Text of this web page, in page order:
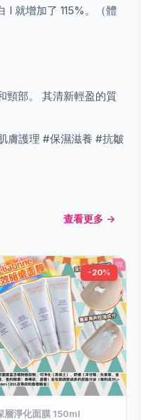
I 就增加了 115%。（體
頸部。 其清新輕盈的質
膚護理 #保濕滋養 #抗皺
查看更多 →
-20%
層淨化面膜 150ml